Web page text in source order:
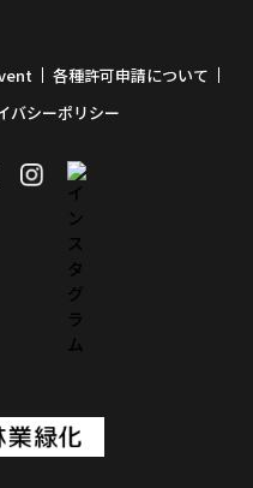
各種許可申請について
バシーポリシー